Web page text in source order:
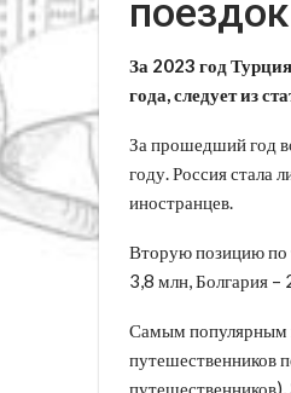
За 2023 год
года, следует из
За прошедший год
году. Россия стала
иностранцев.
Вторую позицию по
3,8 млн, Болгария –
Самым популярным
путешественников